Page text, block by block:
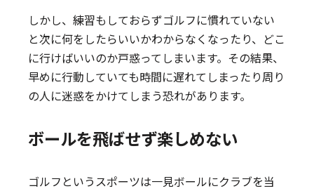
しかし、練習もしておらずゴルフに慣れていない
と次に何をしたらいいかわからなくなったり、どこ
に行けばいいのか戸惑ってしまいます。その結果、
早めに行動していても時間に遅れてしまったり周り
の人に迷惑をかけてしまう恐れがあります。
ボールを飛ばせず楽しめない
ゴルフというスポーツは一見ボールにクラブを当